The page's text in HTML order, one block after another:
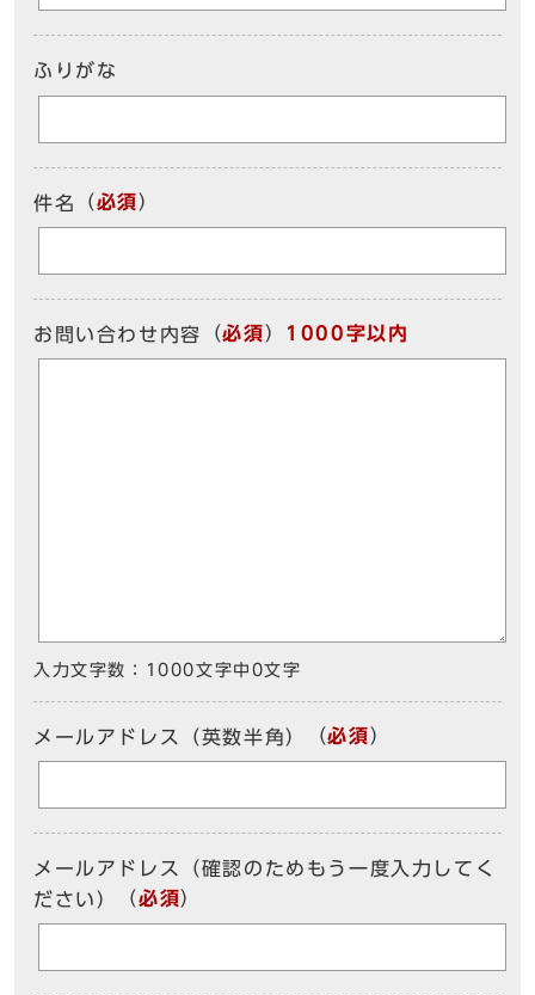
ふりがな
件名 （必須）
お問い合わせ内容 （必須） 1000字以内
入力文字数： 1000文字中 0文字
メールアドレス（英数半角） （必須）
メールアドレス（確認のためもう一度入力してく
ださい）
（必須）